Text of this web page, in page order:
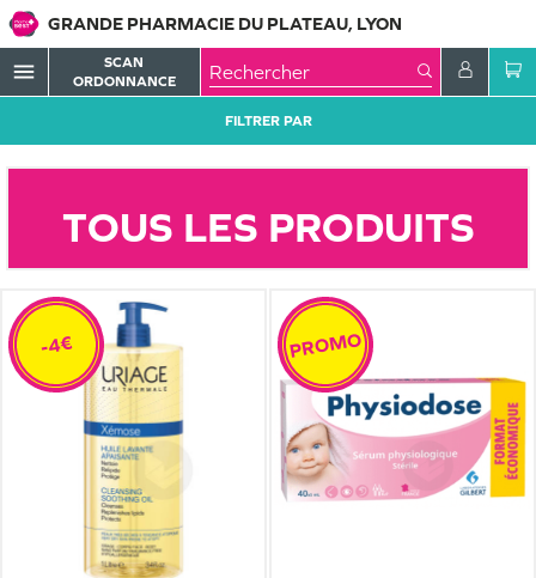
GRANDE PHARMACIE DU PLATEAU, LYON
menu
SCAN
ORDONNANCE
FILTRER PAR
TOUS LES PRODUITS
-4€ PROMO